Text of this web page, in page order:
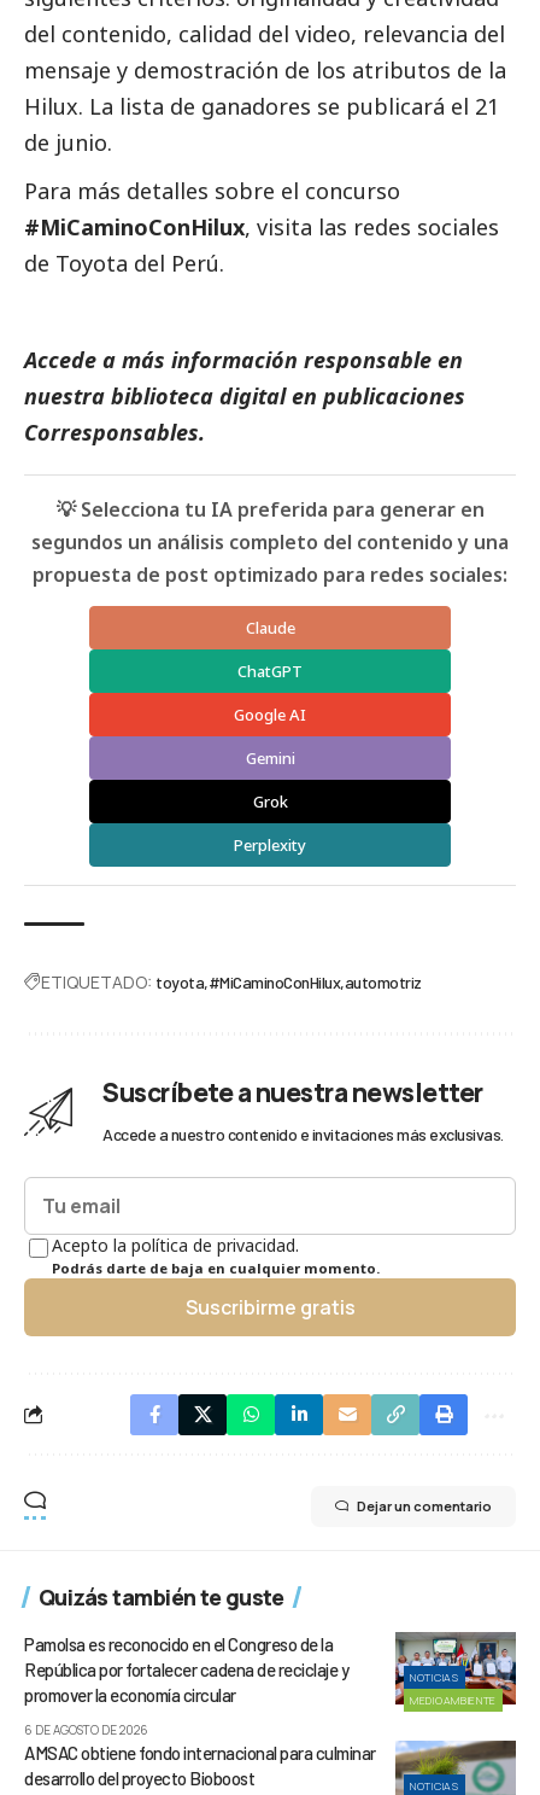
del contenido, calidad del video, relevancia del
mensaje y demostración de los atributos de la
Hilux. La lista de ganadores se publicará el 21
de junio.
Para más detalles sobre el concurso
#MiCaminoConHilux, visita las redes sociales
de Toyota del Perú.
Accede a más información responsable en
nuestra biblioteca digital en publicaciones
Corresponsables.
💡 Selecciona tu IA preferida para generar en
segundos un análisis completo del contenido y una
propuesta de post optimizado para redes sociales:
Claude
ChatGPT
Google AI
Gemini
Grok
Perplexity
ETIQUETADO: toyota #MiCaminoConHilux automotriz
Suscríbete a nuestra newsletter
Accede a nuestro contenido e invitaciones más exclusivas.
Acepto la política de privacidad.
Podrás darte de baja en cualquier momento.
Suscribirme gratis
Dejar un comentario
Quizás también te guste
NOTICIAS
MEDIOAMBIENTE
Pamolsa es reconocido en el Congreso de la
República por fortalecer cadena de reciclaje y
promover la economía circular
6 DE AGOSTO DE 2026
NOTICIAS
AMSAC obtiene fondo internacional para culminar
desarrollo del proyecto Bioboost